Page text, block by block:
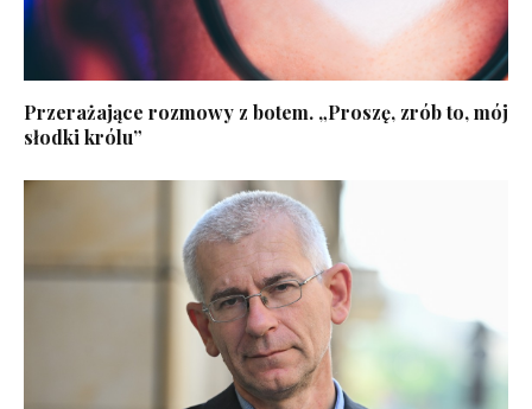
Przerażające rozmowy z botem. „Proszę, zrób to, mój
słodki królu”